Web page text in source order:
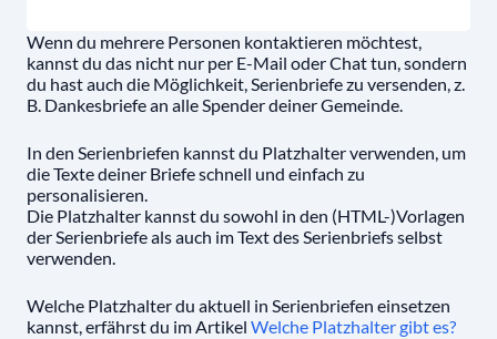
Wenn du mehrere Personen kontaktieren möchtest,
kannst du das nicht nur per E-Mail oder Chat tun, sondern
du hast auch die Möglichkeit, Serienbriefe zu versenden, z.
B. Dankesbriefe an alle Spender deiner Gemeinde.
In den Serienbriefen kannst du Platzhalter verwenden, um
die Texte deiner Briefe schnell und einfach zu
personalisieren.
Die Platzhalter kannst du sowohl in den (HTML-)Vorlagen
der Serienbriefe als auch im Text des Serienbriefs selbst
verwenden.
Welche Platzhalter du aktuell in Serienbriefen einsetzen
kannst, erfährst du im Artikel Welche Platzhalter gibt es?